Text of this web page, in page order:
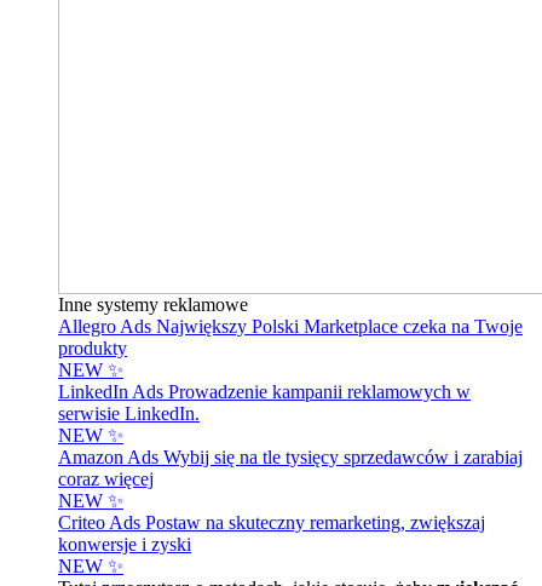
Inne systemy reklamowe
Allegro Ads Największy Polski Marketplace czeka na Twoje
produkty
NEW ✨
LinkedIn Ads Prowadzenie kampanii reklamowych w
serwisie LinkedIn.
NEW ✨
Amazon Ads Wybij się na tle tysięcy sprzedawców i zarabiaj
coraz więcej
NEW ✨
Criteo Ads Postaw na skuteczny remarketing, zwiększaj
konwersje i zyski
NEW ✨